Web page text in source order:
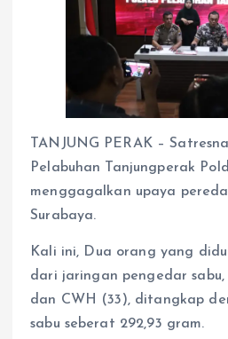
TANJUNG PERAK –
Pelabuhan Tanjungperak
menggagalkan upaya
Surabaya.
Kali ini, Dua orang yang
dari jaringan pengedar
dan CWH (33), ditangkap
sabu seberat 292,93 gram.